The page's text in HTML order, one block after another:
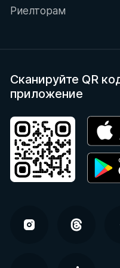
Риелторам
Сканируйте QR
приложение